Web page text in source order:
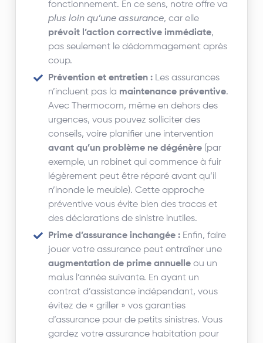
fonctionnement. En ce sens, notre offre va
plus loin qu’une assurance, car elle
prévoit l’action corrective immédiate,
pas seulement le dédommagement après
coup.
Prévention et entretien : Les assurances
n’incluent pas la maintenance préventive.
Avec Thermocom, même en dehors des
urgences, vous pouvez solliciter des
conseils, voire planifier une intervention
avant qu’un problème ne dégénère (par
exemple, un robinet qui commence à fuir
légèrement peut être réparé avant qu’il
n’inonde le meuble). Cette approche
préventive vous évite bien des tracas et
des déclarations de sinistre inutiles.
Prime d’assurance inchangée : Enfin, faire
jouer votre assurance peut entraîner une
augmentation de prime annuelle ou un
malus l’année suivante. En ayant un
contrat d’assistance indépendant, vous
évitez de « griller » vos garanties
d’assurance pour de petits sinistres. Vous
gardez votre assurance habitation pour